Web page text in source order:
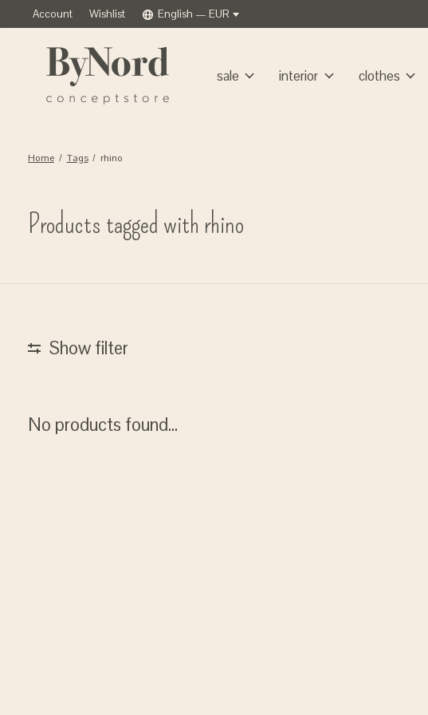
Account Wishlist English — EUR
sale interior clothes
Home / Tags / rhino
Products tagged with rhino
Show filter
No products found...